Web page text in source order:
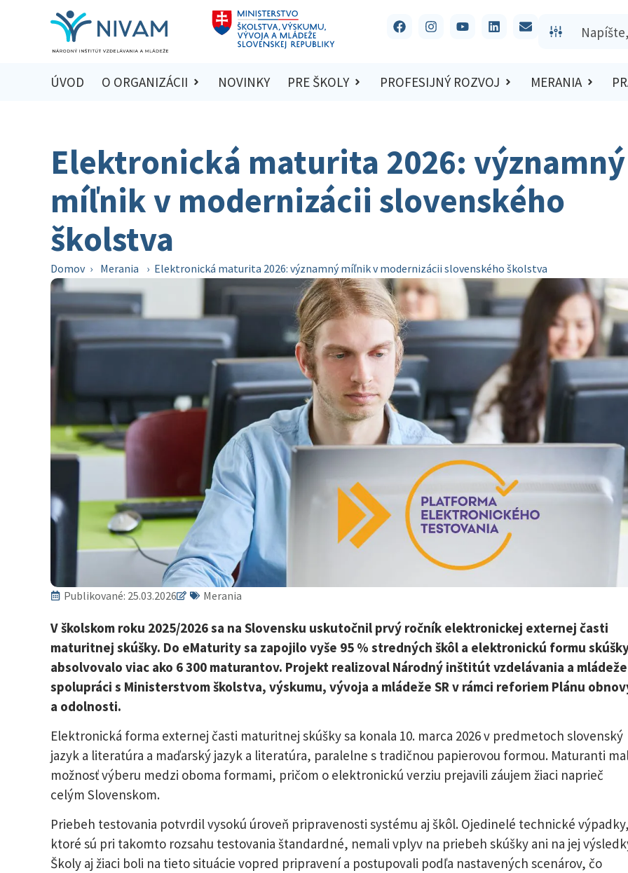
ÚVOD O ORGANIZÁCII NOVINKY PRE ŠKOLY PROFESIJNÝ ROZVOJ MERANIA
Elektronická maturita 2026: významný
míľnik v modernizácii slovenského
školstva
Domov › Merania › Elektronická maturita 2026: významný míľnik v modernizácii slovenského školstva
Publikované: 25.03.2026 Merania
V školskom roku 2025/2026 sa na Slovensku uskutočnil prvý ročník elektronickej externej časti
maturitnej skúšky. Do eMaturity sa zapojilo vyše 95 % stredných škôl a elektronickú formu
absolvovalo viac ako 6 300 maturantov. Projekt realizoval Národný inštitút vzdelávania a
spolupráci s Ministerstvom školstva, výskumu, vývoja a mládeže SR v rámci reforiem Plánu
a odolnosti.
Elektronická forma externej časti maturitnej skúšky sa konala 10. marca 2026 v predmetoch slovenský
jazyk a literatúra a maďarský jazyk a literatúra, paralelne s tradičnou papierovou formou. Maturanti
možnosť výberu medzi oboma formami, pričom o elektronickú verziu prejavili záujem žiaci naprieč
celým Slovenskom.
Priebeh testovania potvrdil vysokú úroveň pripravenosti systému aj škôl. Ojedinelé technické výpadky,
ktoré sú pri takomto rozsahu testovania štandardné, nemali vplyv na priebeh skúšky ani na jej
Školy aj žiaci boli na tieto situácie vopred pripravení a postupovali podľa nastavených scenárov, čo